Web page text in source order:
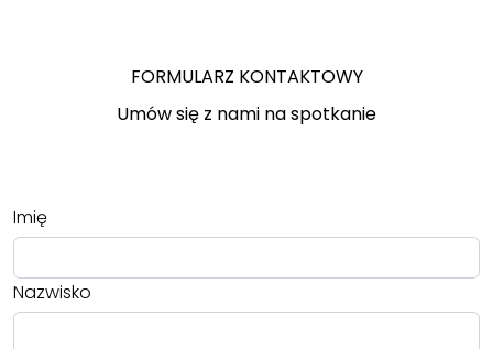
FORMULARZ KONTAKTOWY
Umów się z nami na spotkanie
Imię
Nazwisko